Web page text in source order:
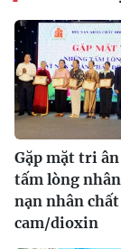
Gặp mặt tri
tấm lòng
nạn nhân chất
cam/dioxin